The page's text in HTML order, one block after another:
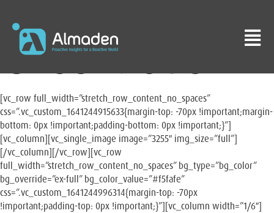
404 Não
encontrado
[vc_row full_width=”stretch_row_content_no_spaces”
css=”.vc_custom_1641244915633{margin-top: -70px !important;margin-
bottom: 0px !important;padding-bottom: 0px !important;}”]
[vc_column][vc_single_image image=”3255″ img_size=”full”]
[/vc_column][/vc_row][vc_row
full_width=”stretch_row_content_no_spaces” bg_type=”bg_color”
bg_override=”ex-full” bg_color_value=”#f5fafe”
css=”.vc_custom_1641244996314{margin-top: -70px
!important;padding-top: 0px !important;}”][vc_column width=”1/6″]